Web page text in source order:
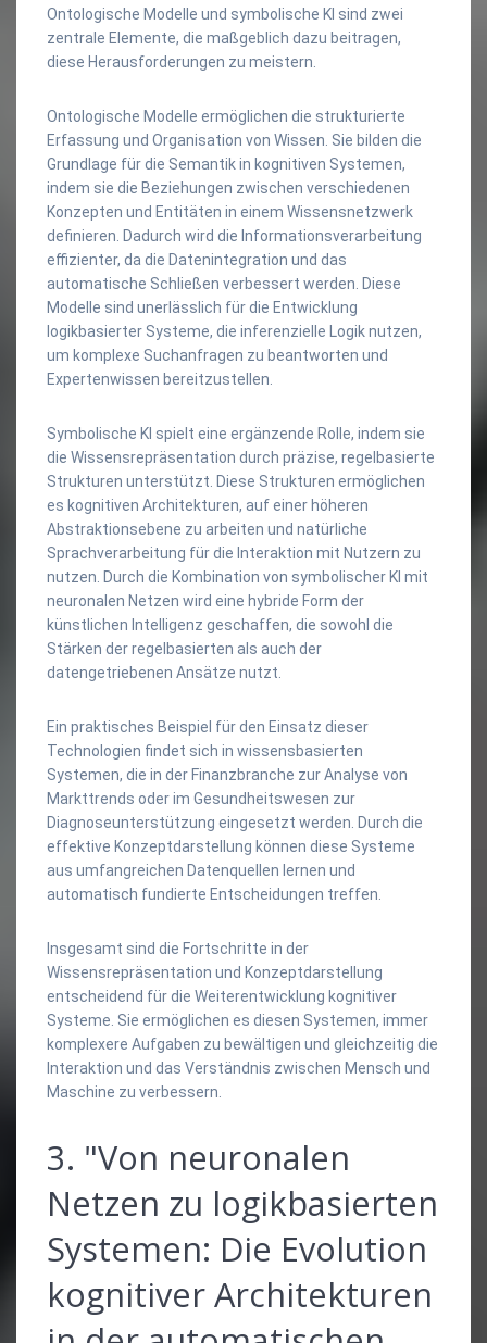
Ontologische Modelle und symbolische KI sind zwei
zentrale Elemente, die maßgeblich dazu beitragen,
diese Herausforderungen zu meistern.
Ontologische Modelle ermöglichen die strukturierte
Erfassung und Organisation von Wissen. Sie bilden die
Grundlage für die Semantik in kognitiven Systemen,
indem sie die Beziehungen zwischen verschiedenen
Konzepten und Entitäten in einem Wissensnetzwerk
definieren. Dadurch wird die Informationsverarbeitung
effizienter, da die Datenintegration und das
automatische Schließen verbessert werden. Diese
Modelle sind unerlässlich für die Entwicklung
logikbasierter Systeme, die inferenzielle Logik nutzen,
um komplexe Suchanfragen zu beantworten und
Expertenwissen bereitzustellen.
Symbolische KI spielt eine ergänzende Rolle, indem sie
die Wissensrepräsentation durch präzise, regelbasierte
Strukturen unterstützt. Diese Strukturen ermöglichen
es kognitiven Architekturen, auf einer höheren
Abstraktionsebene zu arbeiten und natürliche
Sprachverarbeitung für die Interaktion mit Nutzern zu
nutzen. Durch die Kombination von symbolischer KI mit
neuronalen Netzen wird eine hybride Form der
künstlichen Intelligenz geschaffen, die sowohl die
Stärken der regelbasierten als auch der
datengetriebenen Ansätze nutzt.
Ein praktisches Beispiel für den Einsatz dieser
Technologien findet sich in wissensbasierten
Systemen, die in der Finanzbranche zur Analyse von
Markttrends oder im Gesundheitswesen zur
Diagnoseunterstützung eingesetzt werden. Durch die
effektive Konzeptdarstellung können diese Systeme
aus umfangreichen Datenquellen lernen und
automatisch fundierte Entscheidungen treffen.
Insgesamt sind die Fortschritte in der
Wissensrepräsentation und Konzeptdarstellung
entscheidend für die Weiterentwicklung kognitiver
Systeme. Sie ermöglichen es diesen Systemen, immer
komplexere Aufgaben zu bewältigen und gleichzeitig die
Interaktion und das Verständnis zwischen Mensch und
Maschine zu verbessern.
3. "Von neuronalen
Netzen zu logikbasierten
Systemen: Die Evolution
kognitiver Architekturen